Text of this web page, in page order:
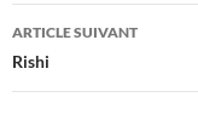
articles
ARTICLE SUIVANT
Rishi